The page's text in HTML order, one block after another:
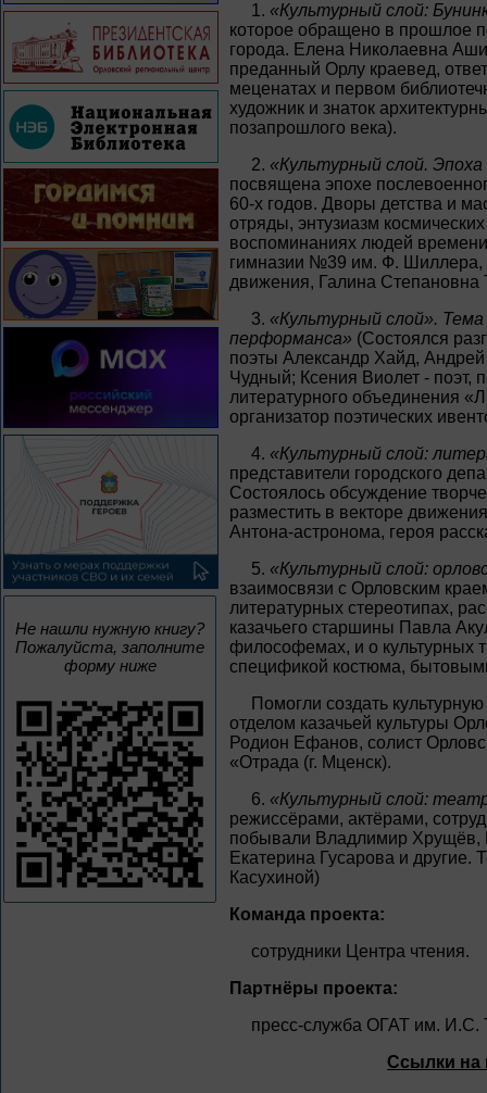
Не нашли нужную книгу?
Пожалуйста, заполните
форму ниже
1. «Культурный слой:
которое обращено в прошлое
города. Елена Николаевна
преданный Орлу краевед,
меценатах и первом
художник и знаток
позапрошлого века).
2. «Культурный слой. Эпоха
посвящена эпохе
60-х годов. Дворы детства и
отряды, энтузиазм
воспоминаниях людей
гимназии №39 им. Ф. Шиллера,
движения, Галина Степановна
3. «Культурный слой».
перформанса» (Состоялся
поэты Александр Хайд,
Чудный; Ксения Виолет - поэт,
литературного объединения
организатор поэтических
4. «Культурный слой:
представители городского
Состоялось обсуждение
разместить в векторе
Антона-астронома, героя
5. «Культурный слой:
взаимосвязи с Орловским
литературных стереотипах,
казачьего старшины Павла
философемах, и о культурных
спецификой костюма,
Помогли создать
отделом казачьей культуры
Родион Ефанов, солист
«Отрада (г. Мценск).
6. «Культурный слой:
режиссёрами, актёрами,
побывали Владлимир Хрущёв,
Екатерина Гусарова и другие.
Касухиной)
Команда проекта:
сотрудники Центра чтения.
Партнёры проекта:
пресс-служба ОГАТ им. И.С.
Ссылки на